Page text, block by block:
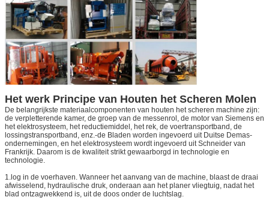
Het werk Principe van Houten het Scheren Molen
De belangrijkste materiaalcomponenten van houten het scheren machine zijn:
de verpletterende kamer, de groep van de messenrol, de motor van Siemens en
het elektrosysteem, het reductiemiddel, het rek, de voertransportband, de
lossingstransportband, enz.-de Bladen worden ingevoerd uit Duitse Demas-
ondernemingen, en het elektrosysteem wordt ingevoerd uit Schneider van
Frankrijk. Daarom is de kwaliteit strikt gewaarborgd in technologie en
technologie.
1.log in de voerhaven. Wanneer het aanvang van de machine, blaast de draai
afwisselend, hydraulische druk, onderaan aan het planer vliegtuig, nadat het
blad ontzagwekkend is, uit de doos onder de luchtslag.